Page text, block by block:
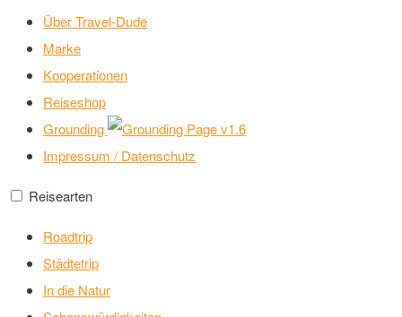
Über Travel-Dude
Marke
Kooperationen
Reiseshop
Grounding
v1.6
Impressum / Datenschutz
Reisearten
Roadtrip
Städtetrip
In die Natur